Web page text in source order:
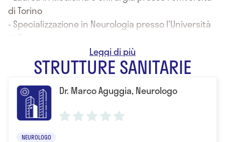
di Torino
- Specializzazione in Neurologia presso l'Università
- Specializzazione in Neurofisiopatologia presso
l'Università di Genova
- Specializzazione in Medicina Fisica e Riabilitazione
presso l'Università di Genova
- Diploma in Agopuntura presso CSTNF, Torino
STRUTTURE SANITARIE
Dr. Marco Aguggia, Neurologo
NEUROLOGO